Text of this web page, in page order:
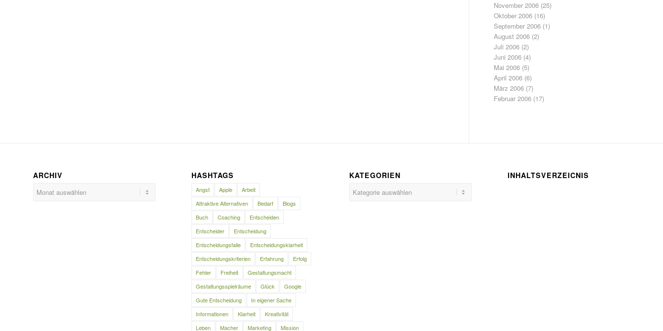
November 2006 (25)
Oktober 2006 (16)
September 2006 (1)
August 2006 (2)
Juli 2006 (2)
Juni 2006 (4)
Mai 2006 (5)
April 2006 (6)
März 2006 (7)
Februar 2006 (17)
ARCHIV HASHTAGS
Angst Apple
Arbeit
Attraktive Alternativen
Bedarf
Blogs
Buch
Coaching
Entscheiden
Entscheider
Entscheidung
Entscheidungsfalle
Entscheidungsklarheit
Entscheidungskriterien
Erfahrung
Erfolg
Fehler
Freiheit
Gestaltungsmacht
Gestaltungsspielräume
Glück
Google
Gute Entscheidung
In eigener Sache
Informationen
Klarheit
Kreativität
Leben
Macher Marketing Mission
KATEGORIEN INHALTSVERZEICNIS